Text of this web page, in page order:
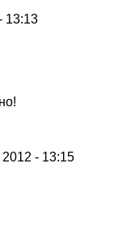
13:13
- 13:15